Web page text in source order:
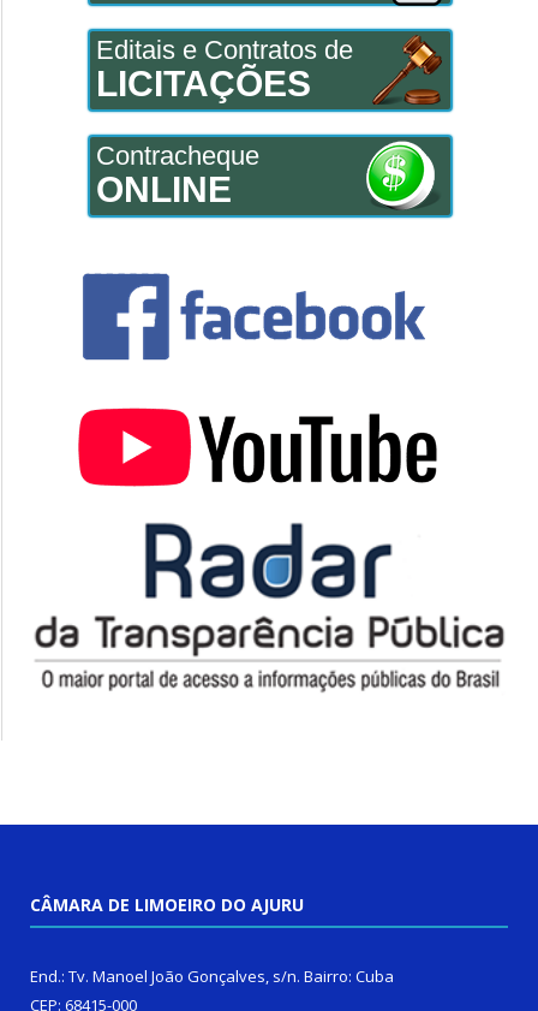
Editais e Contratos de
LICITAÇÕES
Contracheque
ONLINE
CÂMARA DE LIMOEIRO DO AJURU
End.: Tv. Manoel João Gonçalves, s/n. Bairro: Cuba
CEP: 68415-000